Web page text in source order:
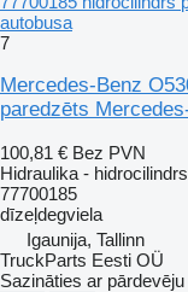
autobusa
7
Mercedes-Benz
paredzēts
100,81 € Bez PVN
Hidraulika - hidrocilindrs
77700185
dīzeļdegviela
Igaunija, Tallinn
TruckParts Eesti OÜ
Sazināties ar pārdevēju